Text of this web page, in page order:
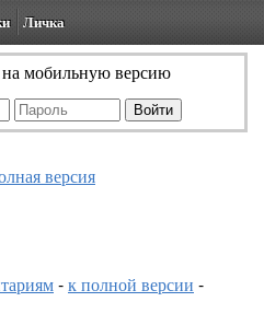
Личка
мобильную версию
версия
-к полной версии -